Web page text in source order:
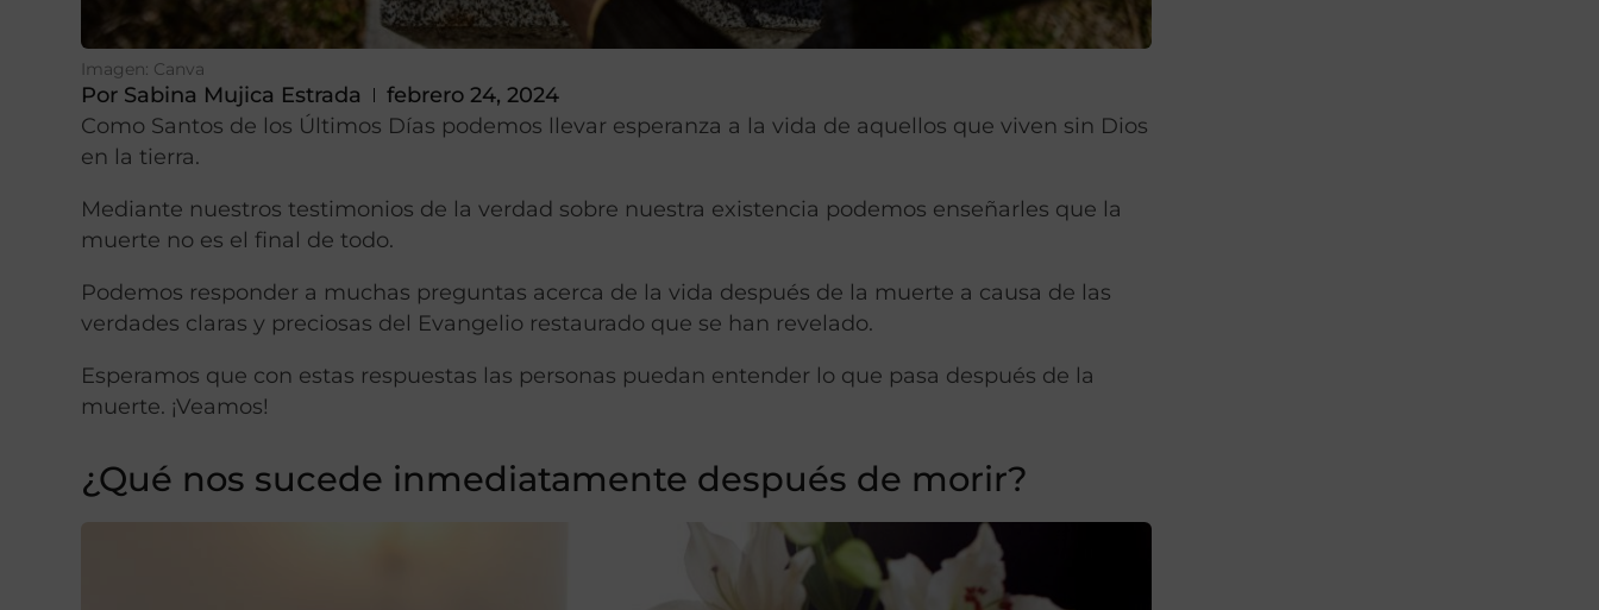
Imagen: Canva
Por Sabina Mujica Estrada
febrero 24, 2024
Como Santos de los Últimos Días podemos llevar esperanza a la vida de aquellos que viven sin Dios
en la tierra.
Mediante nuestros testimonios de la verdad sobre nuestra existencia podemos enseñarles que la
muerte no es el final de todo.
Podemos responder a muchas preguntas acerca de la vida después de la muerte a causa de las
verdades claras y preciosas del Evangelio restaurado que se han revelado.
Esperamos que con estas respuestas las personas puedan entender lo que pasa después de la
muerte. ¡Veamos!
¿Qué nos sucede inmediatamente después de morir?